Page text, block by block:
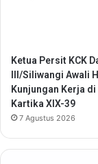
o
o
Ketua Persit KCK
III/Siliwangi Awali
Kunjungan Kerja di
Kartika XIX-39
7 Agustus 2026